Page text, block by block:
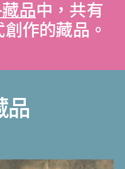
品中，共有
作的藏品。
品